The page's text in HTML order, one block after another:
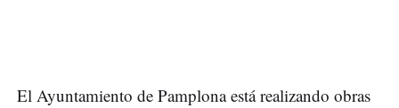
El Ayuntamiento de Pamplona está realizando obras